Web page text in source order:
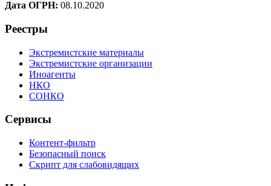
Дата ОГРН: 08.10.2020
Реестры
Экстремистские материалы
Экстремистские организации
Иноагенты
НКО
СОНКО
Сервисы
Контент-фильтр
Безопасный поиск
Скрипт для слабовидящих